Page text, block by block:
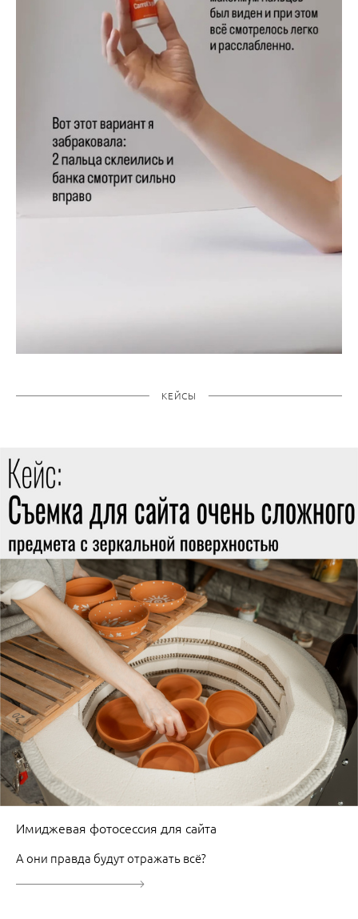
КЕЙСЫ
Имиджевая фотосессия для сайта
А они правда будут отражать всё?